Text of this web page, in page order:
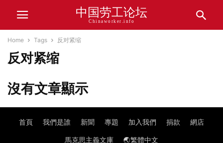
中国劳工论坛
Chinaworker.info
Home Tags 反对紧缩
反对紧缩
沒有文章顯示
首頁 我們是誰 新聞 專題 加入我們 捐款 網店
馬克思主義文庫 🌏繁體中文